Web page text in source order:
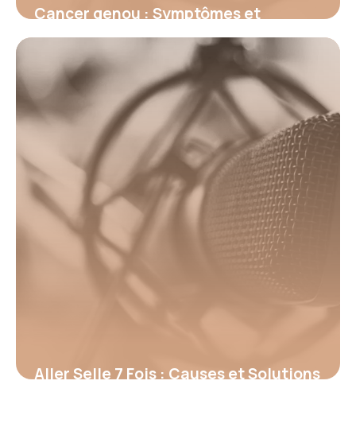
Cancer genou : Symptômes et
traitements
15 juin 2026
Aller Selle 7 Fois : Causes et Solutions